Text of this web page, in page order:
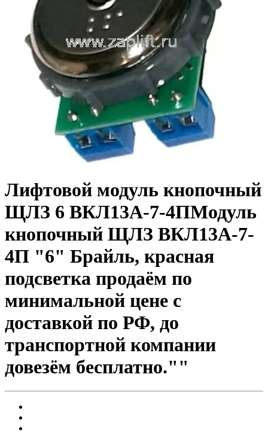
Лифтовой модуль кнопочный
ЩЛЗ 6 ВКЛ13А-7-4ПМодуль
кнопочный ЩЛЗ ВКЛ13А-7-
4П "6" Брайль, красная
подсветка продаём по
минимальной цене с
доставкой по РФ, до
транспортной компании
довезём бесплатно.""